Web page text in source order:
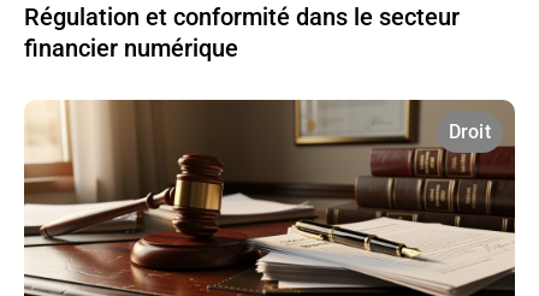
Régulation et conformité dans le secteur
financier numérique
Droit